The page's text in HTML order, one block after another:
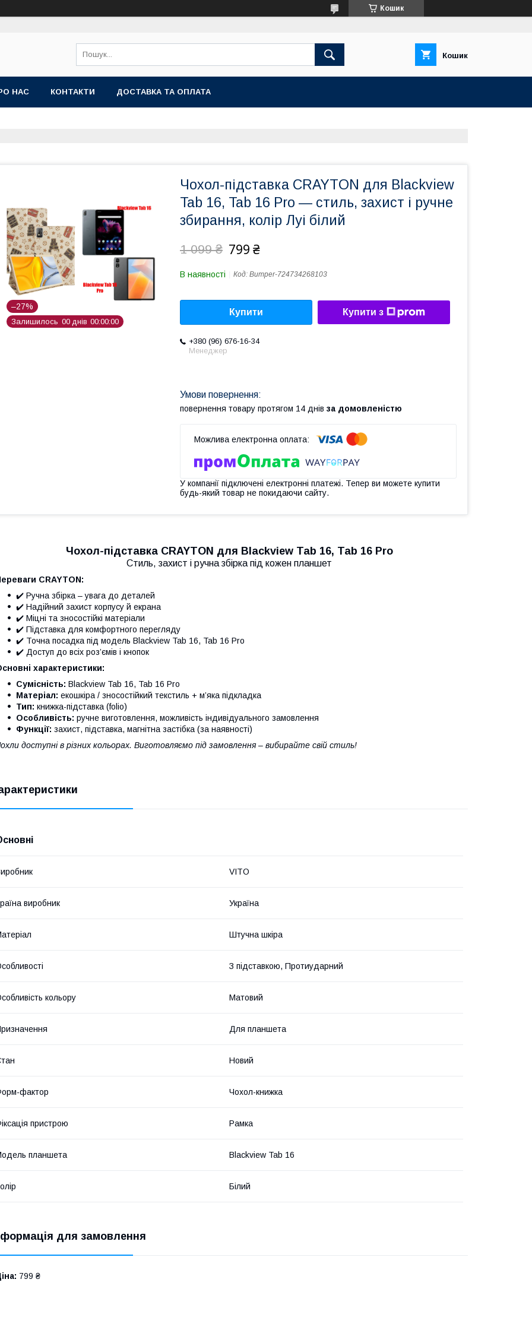
Кошик
Кошик
НАС КОНТАКТИ ДОСТАВКА ТА ОПЛАТА
–27%
Залишилось 00 днів 00 00 00
Чохол-підставка CRAYTON для Blackview
Tab 16, Tab 16 Pro — стиль, захист і ручне
збирання, колір Луі білий
1 099 ₴ 799 ₴
В наявності Код: Bumper-724734268103
Купити Купити з
+380 (96) 676-16-34
Менеджер
повернення товару протягом 14 днів за домовленістю
У компанії підключені електронні платежі. Тепер ви можете купити
будь-який товар не покидаючи сайту.
Чохол-підставка CRAYTON для Blackview Tab 16, Tab 16 Pro
Стиль, захист і ручна збірка під кожен планшет
CRAYTON:
✔️ Ручна збірка – увага до деталей
✔️ Надійний захист корпусу й екрана
✔️ Міцні та зносостійкі матеріали
✔️ Підставка для комфортного перегляду
✔️ Точна посадка під модель Blackview Tab 16, Tab 16 Pro
✔️ Доступ до всіх роз’ємів і кнопок
характеристики:
Сумісність: Blackview Tab 16, Tab 16 Pro
Матеріал: екошкіра / зносостійкий текстиль + м’яка підкладка
Тип: книжка-підставка (folio)
Особливість: ручне виготовлення, можливість індивідуального замовлення
Функції: захист, підставка, магнітна застібка (за наявності)
доступні в різних кольорах. Виготовляємо під замовлення – вибирайте свій стиль!
VITO
виробник Україна
Штучна шкіра
З підставкою, Протиударний
кольору Матовий
Для планшета
Новий
фактор Чохол-книжка
пристрою Рамка
планшета Blackview Tab 16
Білий
для замовлення
799 ₴